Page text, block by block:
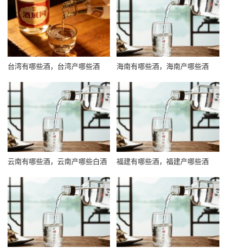
台湾有哪些酒，台湾产哪些酒 海南有哪些酒，海南产哪些酒
云南有哪些酒，云南产哪些白酒 福建有哪些酒，福建产哪些酒